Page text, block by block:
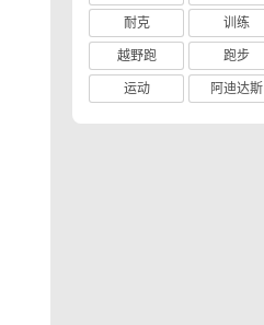
耐克
训练
越野跑
跑步
运动
阿迪达斯